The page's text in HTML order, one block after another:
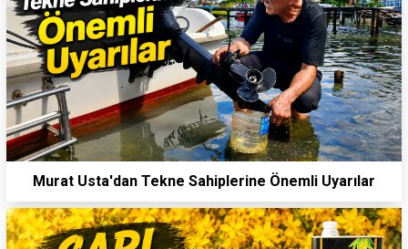
Murat Usta'dan Tekne Sahiplerine Önemli Uyarılar